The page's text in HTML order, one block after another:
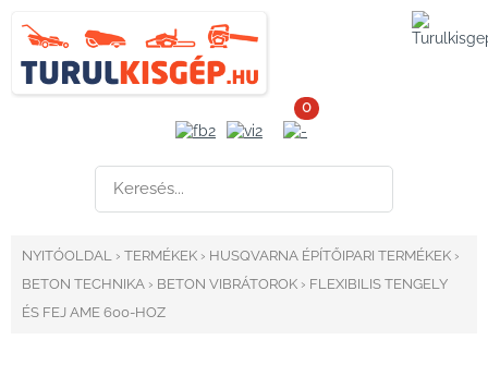
0
NYITÓOLDAL › TERMÉKEK › HUSQVARNA ÉPÍTŐIPARI TERMÉKEK ›
BETON TECHNIKA › BETON VIBRÁTOROK › FLEXIBILIS TENGELY
ÉS FEJ AME 600-HOZ